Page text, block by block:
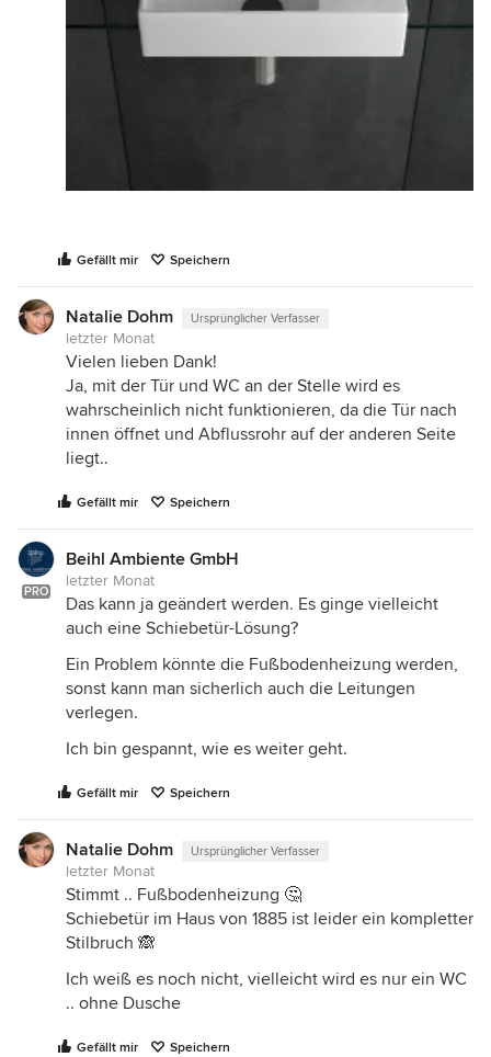
Gefällt mir Speichern
Natalie Dohm Ursprünglicher Verfasser
letzter Monat
Vielen lieben Dank!
Ja, mit der Tür und WC an der Stelle wird es
wahrscheinlich nicht funktionieren, da die Tür nach
innen öffnet und Abflussrohr auf der anderen Seite
liegt..
Gefällt mir Speichern
PRO
Beihl Ambiente GmbH
letzter Monat
Das kann ja geändert werden. Es ginge vielleicht
auch eine Schiebetür-Lösung?
Ein Problem könnte die Fußbodenheizung werden,
sonst kann man sicherlich auch die Leitungen
verlegen.
Ich bin gespannt, wie es weiter geht.
Gefällt mir Speichern
Natalie Dohm Ursprünglicher Verfasser
letzter Monat
Stimmt .. Fußbodenheizung 🤔
Schiebetür im Haus von 1885 ist leider ein kompletter
Stilbruch 🙈
Ich weiß es noch nicht, vielleicht wird es nur ein WC
.. ohne Dusche
Gefällt mir Speichern